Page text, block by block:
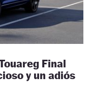
Final
y un adiós